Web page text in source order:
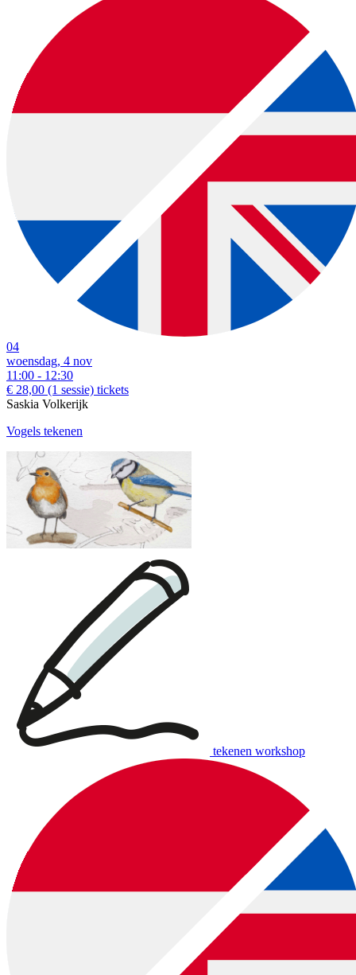
04
woensdag, 4 nov
11:00 - 12:30
€ 28,00 (1 sessie) tickets
Saskia Volkerijk
Vogels tekenen
tekenen workshop